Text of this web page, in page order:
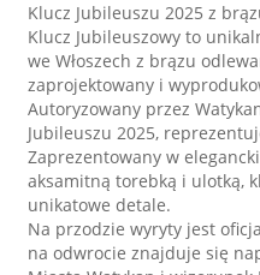
Klucz Jubileuszu 2025 z
Klucz Jubileuszowy to
we Włoszech z brązu
zaprojektowany i
Autoryzowany przez
Jubileuszu 2025,
Zaprezentowany w
aksamitną torebką i ulotką,
unikatowe detale.
Na przodzie wyryty jest
na odwrocie znajduje się